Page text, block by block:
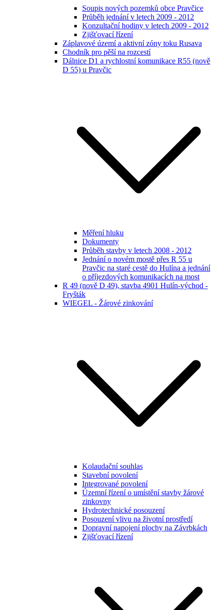
Soupis nových pozemků obce Pravčice
Průběh jednání v letech 2009 - 2012
Konzultační hodiny v letech 2009 - 2012
Zjišťovací řízení
Záplavové území a aktivní zóny toku Rusava
Chodník pro pěší na rozcestí
Dálnice D1 a rychlostní komunikace R55 (nově
D 55) u Pravčic
Měření hluku
Dokumenty
Průběh stavby v letech 2008 - 2012
Jednání o novém mostě přes R 55 u
Pravčic na staré cestě do Hulína a jednání
o příjezdových komunikacích na most
R 49 (nově D 49), stavba 4901 Hulín-východ -
Fryšták
WIEGEL - Žárové zinkování
Kolaudační souhlas
Stavební povolení
Integrované povolení
Územní řízení o umístění stavby žárové
zinkovny
Hydrotechnické posouzení
Posouzení vlivu na životní prostředí
Dopravní napojení plochy na Závrbkách
Zjišťovací řízení